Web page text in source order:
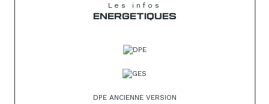
Les infos
ENERGETIQUES
DPE ANCIENNE VERSION